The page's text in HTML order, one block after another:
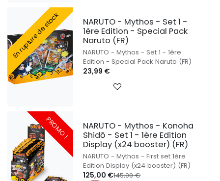
En rupture de stock
NARUTO - Mythos - Set 1 -
1ère Edition - Special Pack
Naruto (FR)
NARUTO - Mythos - Set 1 - 1ère
Edition - Special Pack Naruto (FR)
23,99 €
PROMO !
NARUTO - Mythos - Konoha
Shidō - Set 1 - 1ère Edition
Display (x24 booster) (FR)
NARUTO - Mythos - First set 1ère
Edition Display (x24 booster) (FR)
125,00 €145,00€